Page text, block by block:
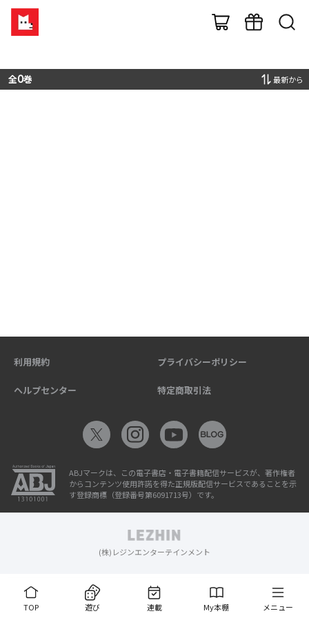
全0巻 最新から
TOP 遊び 連載 My本棚 メニュー
利用規約 プライバシーポリシー
ヘルプセンター 特定商取引法
ABJマークは、この電子書店・電子書籍配信サービスが、著作権者
からコンテンツ使用許諾を得た正規版配信サービスであることを示
す登録商標（登録番号第6091713号）です。
(株)レジンエンターテインメント